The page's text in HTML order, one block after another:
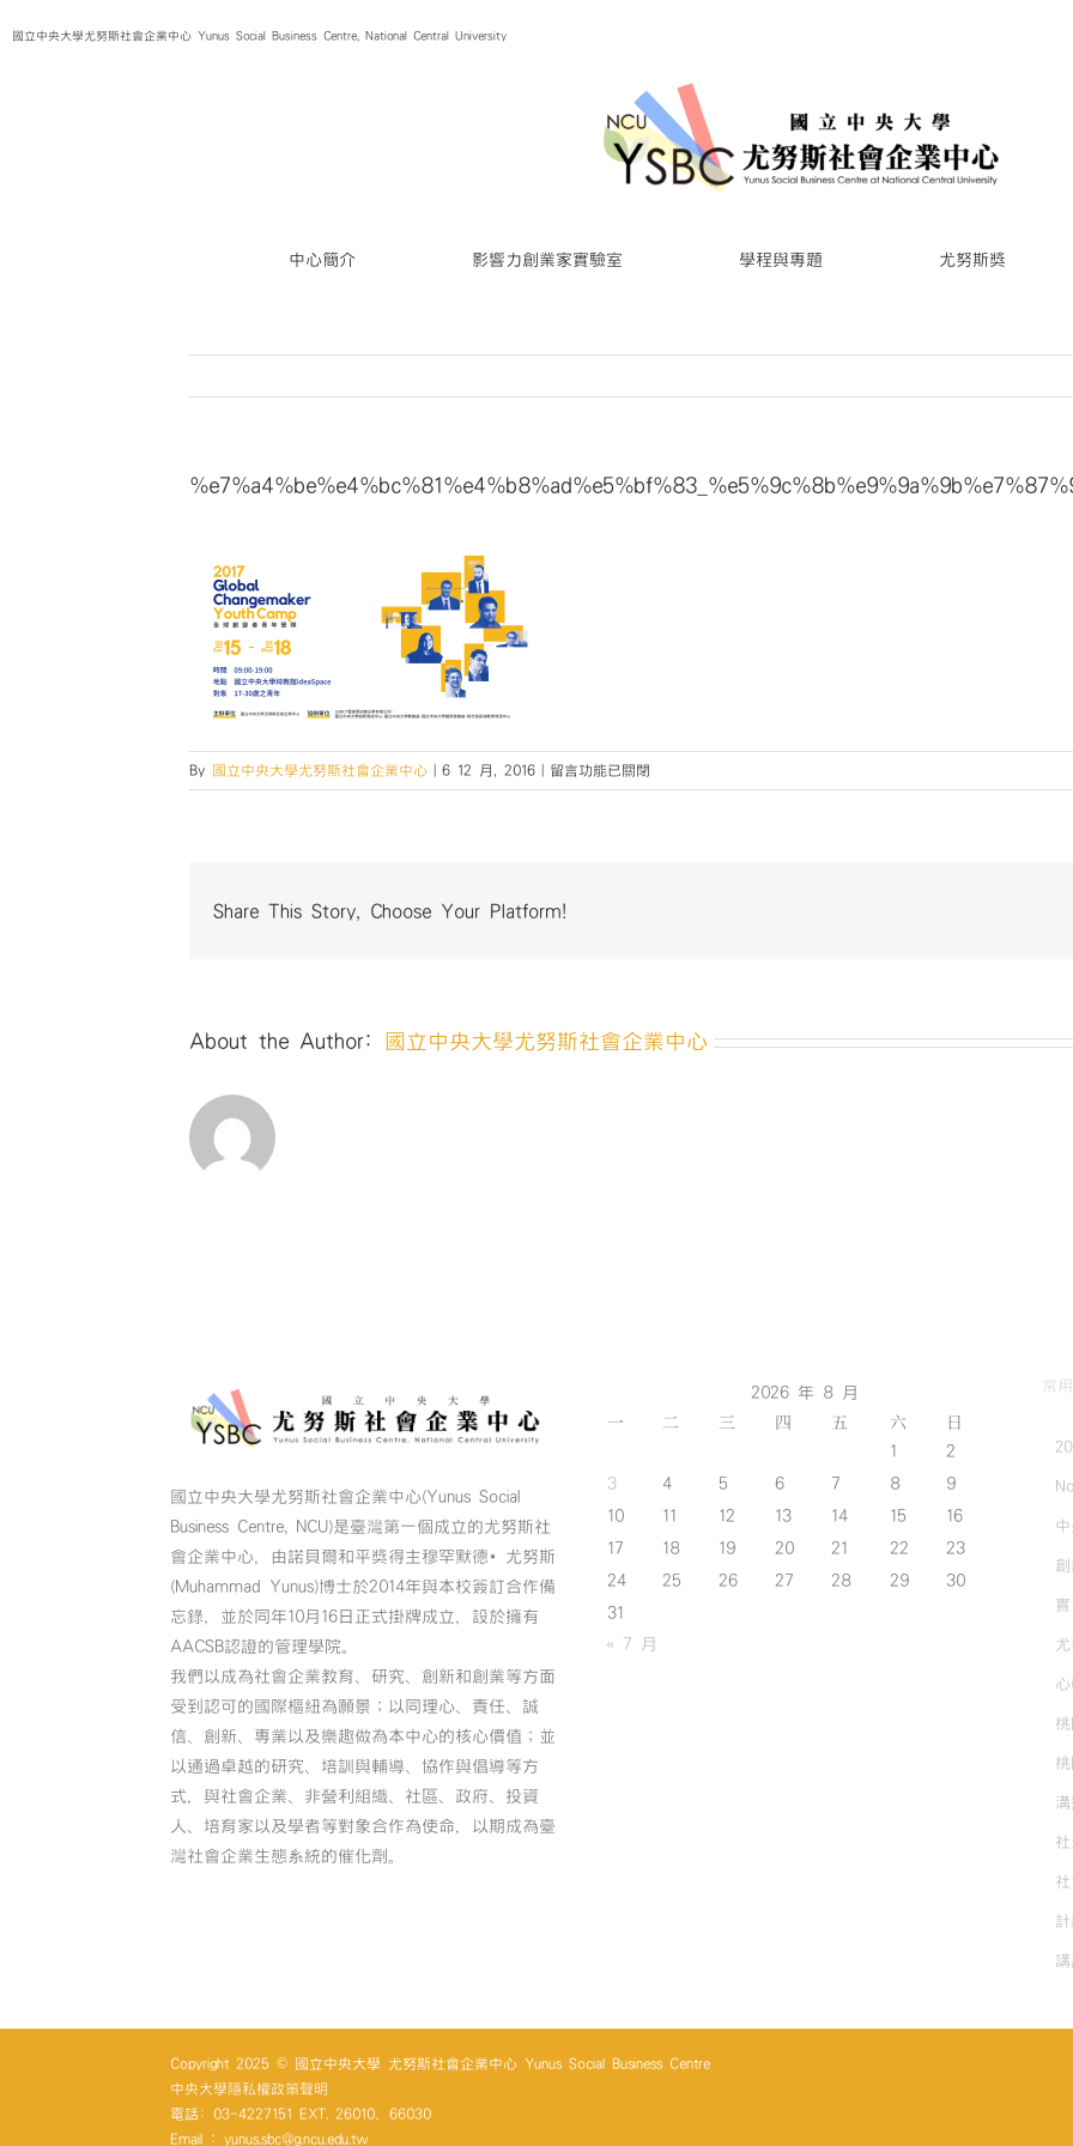
to國立中央大學尤努斯社會企業中心 Yunus Social Business Centre, National Central University
中心簡介 影響力創業家實驗室 學程與專題 尤努斯獎
By 國立中央大學尤努斯社會企業中心 6 12 月, 2016
在
〈
留言功能已關閉
Share This Story, Choose Your Platform!
About the Author: 國立中央大學尤努斯社會企業中心
國立中央大學尤努斯社會企業中心(Yunus Social
Business Centre, NCU)是臺灣第一個成立的尤努斯社
會企業中心，由諾貝爾和平獎得主穆罕默德•尤努斯
(Muhammad Yunus)博士於2014年與本校簽訂合作備
忘錄，並於同年10月16日正式掛牌成立，設於擁有
AACSB認證的管理學院。
我們以成為社會企業教育、研究、創新和創業等方面
受到認可的國際樞紐為願景；以同理心、責任、誠
信、創新、專業以及樂趣做為本中心的核心價值；並
以通過卓越的研究、培訓與輔導、協作與倡導等方
式，與社會企業、非營利組織、社區、政府、投資
人、培育家以及學者等對象合作為使命，以期成為臺
灣社會企業生態系統的催化劑。
2026 年 8 月
一 二 三 四 五 六 日
1
2
3
4 5 6 7 8
9
10
11 12 13 14 15
16
17
18 19 20 21 22
23
24
25 26 27 28 29
30
31
« 7 月
常
實
溝
講
Copyright 2025 © 國立中央大學 尤努斯社會企業中心 Yunus Social Business Centre
中央大學隱私權政策聲明
電話: 03-4227151 EXT. 26010、66030
Email : yunus.sbc@g.ncu.edu.tw